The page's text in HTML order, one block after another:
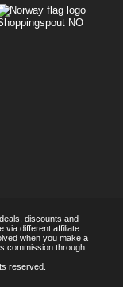
NO
discounts and
via different affiliate
when you make a
commission through
reserved.